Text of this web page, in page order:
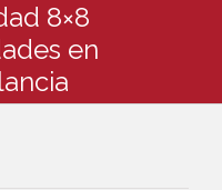
8×8
en